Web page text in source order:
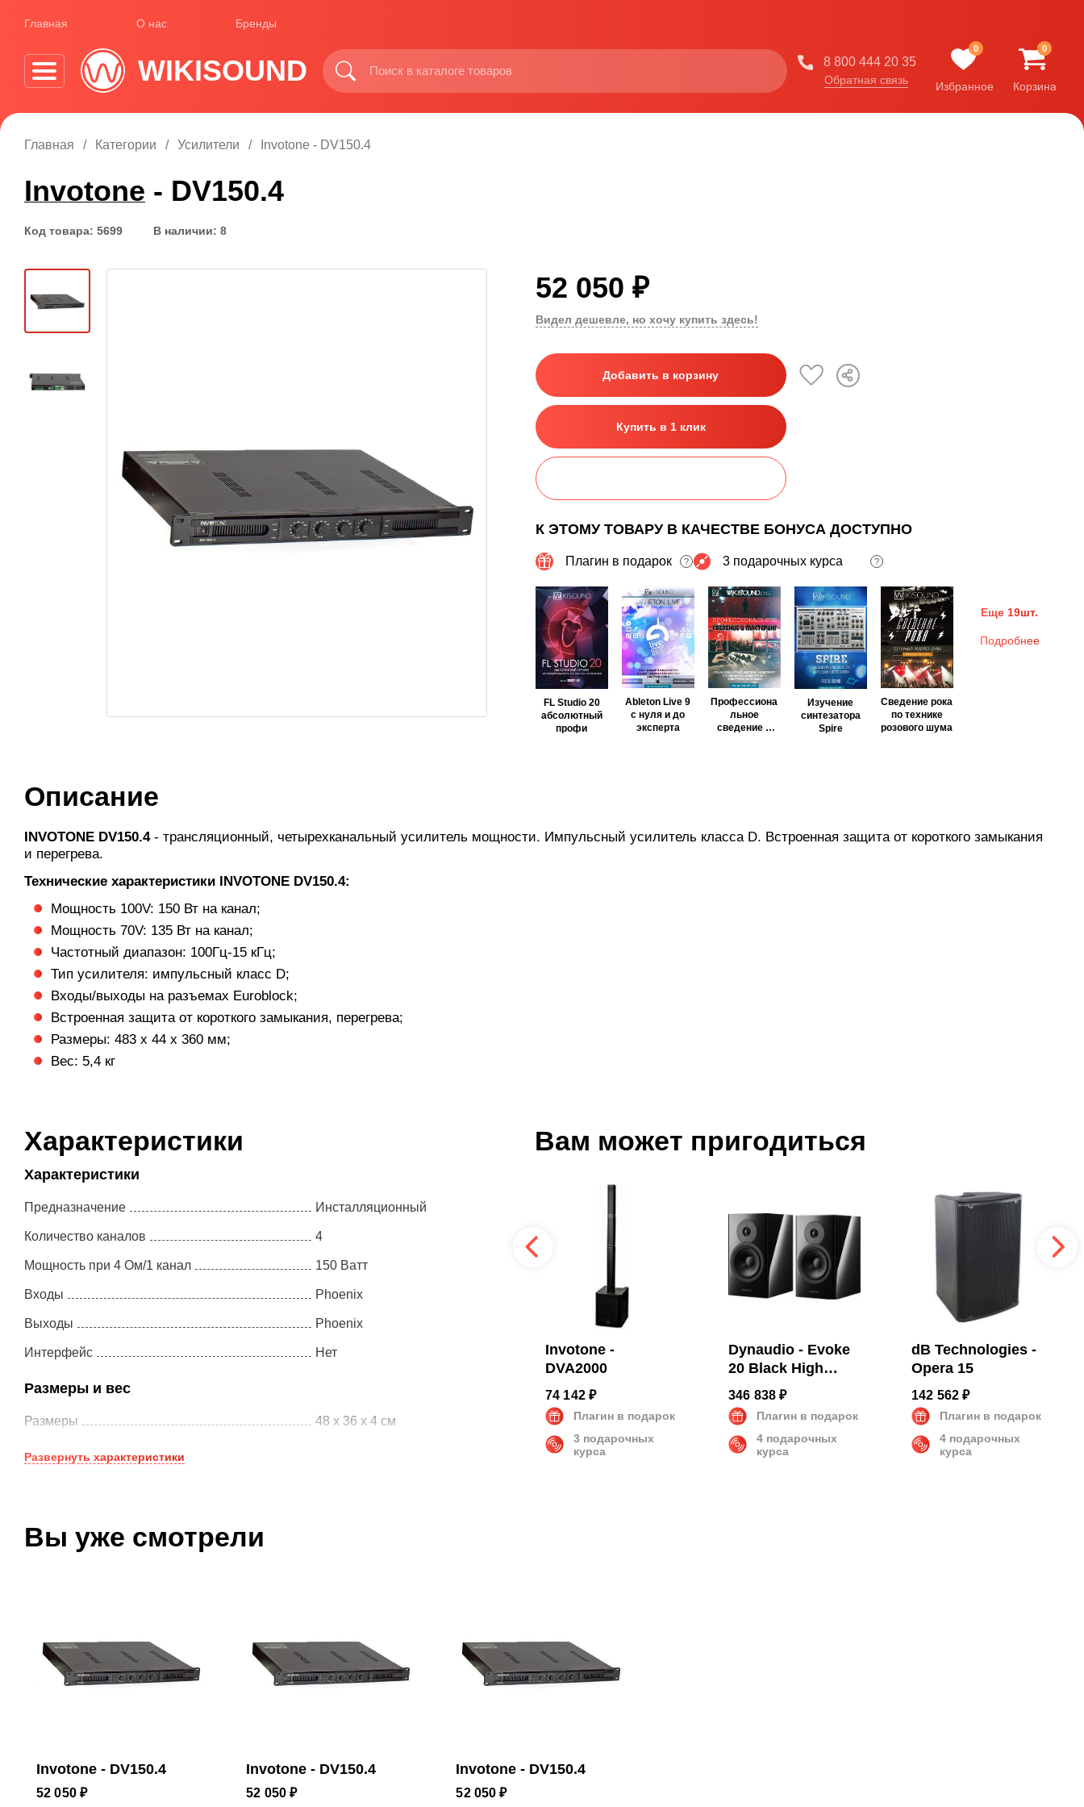
Главная О нас Бренды
WIKISOUND 8 800 444 20 35
Обратная связь
0
Избранное
0
Корзина
Главная Категории Усилители Invotone - DV150.4
Invotone - DV150.4
Код товара: 5699 В наличии: 8
52 050 ₽
Видел дешевле, но хочу купить здесь!
Добавить в корзину
Купить в 1 клик
К ЭТОМУ ТОВАРУ В КАЧЕСТВЕ БОНУСА ДОСТУПНО
Плагин в подарок ? 3 подарочных курса ?
FL Studio 20
абсолютный
профи
Ableton Live 9
с нуля и до
эксперта
Профессиона
льное
сведение и
Изучение
синтезатора
Spire
Сведение рока
по технике
розового шума
Еще 19шт.
Подробнее
Описание
INVOTONE DV150.4- трансляционный, четырехканальный усилитель мощности. Импульсный усилитель класса D. Встроенная защита от короткого замыкания
и перегрева.
Технические характеристики INVOTONE DV150.4:
Мощность 100V: 150 Вт на канал;
Мощность 70V: 135 Вт на канал;
Частотный диапазон: 100Гц-15 кГц;
Тип усилителя: импульсный класс D;
Входы/выходы на разъемах Euroblock;
Встроенная защита от короткого замыкания, перегрева;
Размеры: 483 x 44 x 360 мм;
Вес: 5,4 кг
Характеристики
Характеристики
Предназначение Инсталляционный
Количество каналов 4
Мощность при 4 Ом/1 канал 150 Ватт
Входы Phoenix
Выходы Phoenix
Интерфейс Нет
Размеры и вес
Размеры 48 x 36 x 4 см
Вес
Развернуть характеристики
Вам может пригодиться
-
995 ₽
267 900 ₽
Плагин в подарок
курса
Плагин в подарок
Invotone -
DVA2000
74 142 ₽
Плагин в подарок
3 подарочных
курса
Dynaudio - Evoke
20 Black High
Gloss
346 838 ₽
Плагин в подарок
4 подарочных
курса
dB Technologies -
Opera 15
142 562 ₽
Плагин в подарок
4 подарочных
курса
Вы уже смотрели
Invotone - DV150.4
52 050 ₽
Invotone - DV150.4
52 050 ₽
Invotone - DV150.4
52 050 ₽